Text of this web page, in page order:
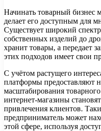
Начинать товарный бизнес
делает его доступным для
Существует широкий
собственных изделий до
хранит товары, а передает
этих подходов имеет свои
С учётом растущего
платформы предоставляют
масштабирования
интернет-магазины
привлечения клиентов.
предприниматель может
этой сфере, используя